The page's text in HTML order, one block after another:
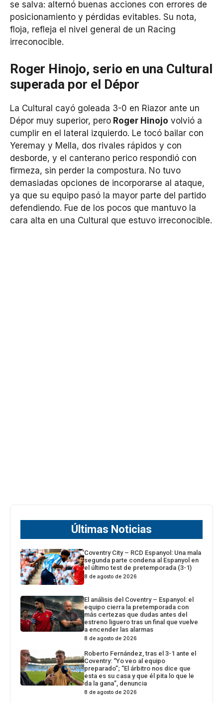
se salva: alternó buenas acciones con errores de
posicionamiento y pérdidas evitables. Su nota,
floja, refleja el nivel general de un Racing
irreconocible.
Roger Hinojo, serio en una Cultural
superada por el Dépor
La Cultural cayó goleada 3-0 en Riazor ante un
Dépor muy superior, pero Roger Hinojo volvió a
cumplir en el lateral izquierdo. Le tocó bailar con
Yeremay y Mella, dos rivales rápidos y con
desborde, y el canterano perico respondió con
firmeza, sin perder la compostura. No tuvo
demasiadas opciones de incorporarse al ataque,
ya que su equipo pasó la mayor parte del partido
defendiendo. Fue de los pocos que mantuvo la
cara alta en una Cultural que estuvo irreconocible.
Últimas Noticias
Coventry City – RCD Espanyol: Una mala
segunda parte condena al Espanyol en
el último test de pretemporada (3-1)
8 de agosto de 2026
El análisis del Coventry – Espanyol: el
equipo cierra la pretemporada con
más certezas que dudas antes del
estreno liguero tras un final que vuelve
a encender las alarmas
8 de agosto de 2026
Roberto Fernández, tras el 3-1 ante el
Coventry: “Yo veo al equipo
preparado”; “El árbitro nos dice que
esta es su casa y que él pita lo que le
da la gana”, denuncia
8 de agosto de 2026